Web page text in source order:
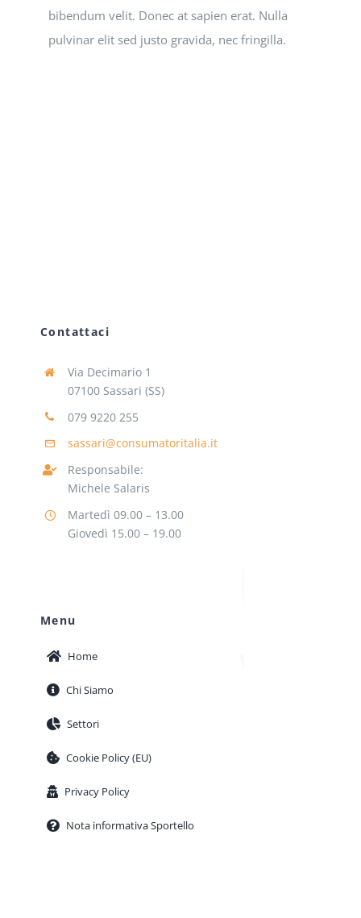
bibendum velit. Donec at sapien erat. Nulla
pulvinar elit sed justo gravida, nec fringilla.
Contattaci
Via Decimario 1
07100 Sassari (SS)
079 9220 255
sassari@consumatoritalia.it
Responsabile:
Michele Salaris
Martedì 09.00 – 13.00
Giovedì 15.00 – 19.00
Menu
Home
Chi Siamo
Settori
Cookie Policy (EU)
Privacy Policy
Nota informativa Sportello